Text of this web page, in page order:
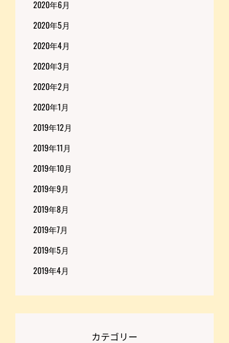
2020年6月
2020年5月
2020年4月
2020年3月
2020年2月
2020年1月
2019年12月
2019年11月
2019年10月
2019年9月
2019年8月
2019年7月
2019年5月
2019年4月
カテゴリー